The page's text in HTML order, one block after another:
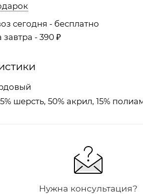
сегодня - бесплатно
завтра - 390 ₽
шерсть, 50% акрил, 15%
Нужна консультация?